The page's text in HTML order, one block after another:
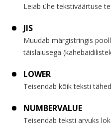
Leiab ühe tekstiväärtuse
JIS
Muudab märgistringis
täislaiusega
LOWER
Teisendab kõik teksti
NUMBERVALUE
Teisendab teksti arvuks